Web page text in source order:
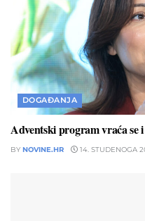
DOGAĐANJA
Adventski program vraća se
BY NOVINE.HR 14. STUDENOGA